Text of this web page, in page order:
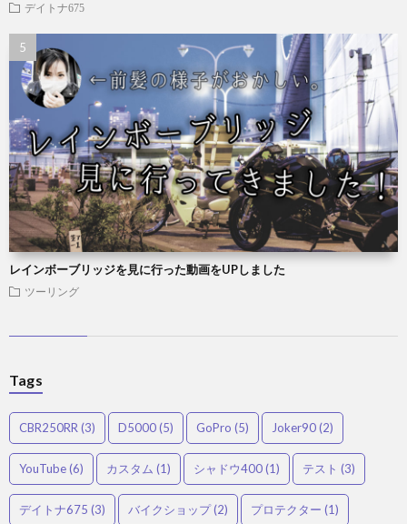
デイトナ675
レインボーブリッジを見に行った動画をUPしました
ツーリング
Tags
CBR250RR (3) D5000(5) GoPro (5) Joker90(2)
YouTube(6) カスタム (1) シャドウ400(1) テスト (3)
デイトナ675 (3) バイクショップ(2) プロテクター (1)